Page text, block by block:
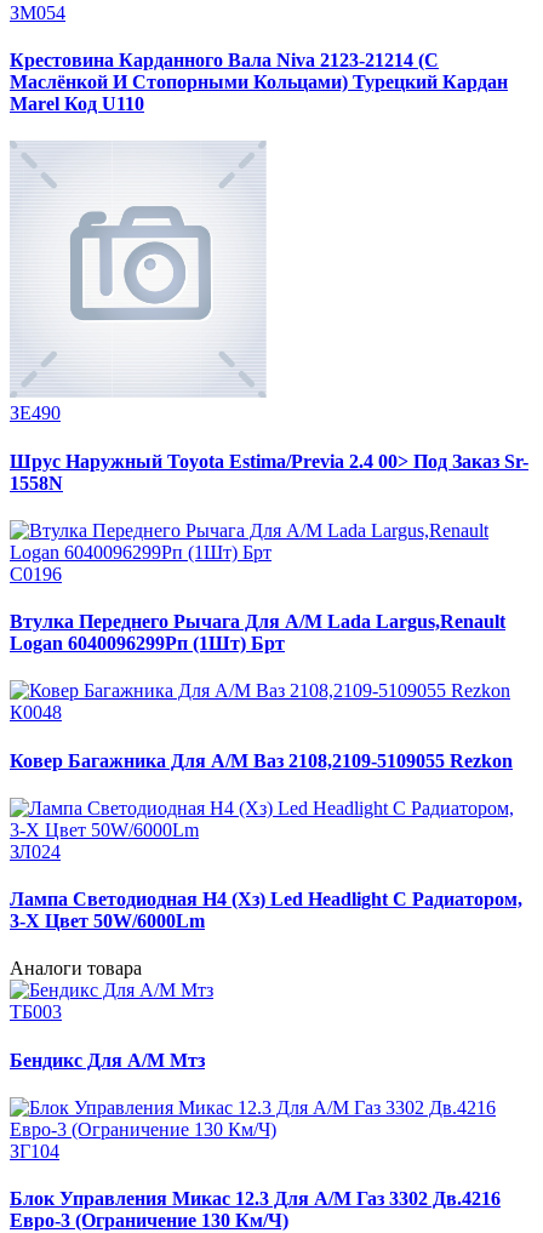
ЗМ054
Крестовина Карданного Вала Niva 2123-21214 (С
Маслёнкой И Стопорными Кольцами) Турецкий Кардан
Marel Код U110
ЗЕ490
Шрус Наружный Toyota Estima/Previa 2.4 00> Под Заказ Sr-
1558N
С0196
Втулка Переднего Рычага Для А/М Lada Largus,Renault
Logan 6040096299Рп (1Шт) Брт
К0048
Ковер Багажника Для А/М Ваз 2108,2109-5109055 Rezkon
ЗЛ024
Лампа Светодиодная H4 (Хз) Led Headlight С Радиатором,
3-Х Цвет 50W/6000Lm
Аналоги товара
ТБ003
Бендикс Для А/М Мтз
ЗГ104
Блок Управления Микас 12.3 Для А/М Газ 3302 Дв.4216
Евро-3 (Ограничение 130 Км/Ч)